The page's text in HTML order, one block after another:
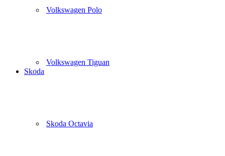
Volkswagen Polo
Volkswagen Tiguan
Skoda
Skoda Octavia